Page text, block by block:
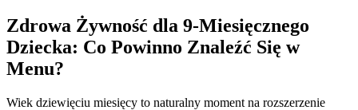
Zdrowa Żywność dla 9-Miesięcznego
Dziecka: Co Powinno Znaleźć Się w
Menu?
Wiek dziewięciu miesięcy to naturalny moment na rozszerzenie